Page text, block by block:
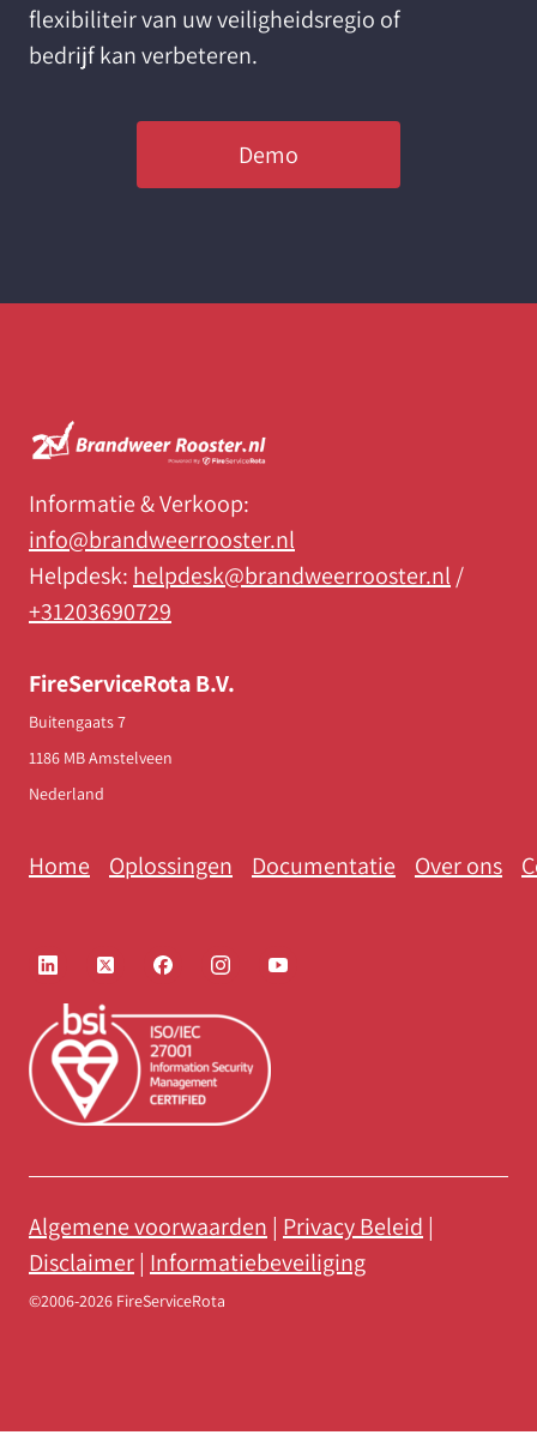
flexibiliteir van uw veiligheidsregio of
bedrijf kan verbeteren.
Demo
Informatie & Verkoop:
info@brandweerrooster.nl
Helpdesk: helpdesk@brandweerrooster.nl /
+31203690729
FireServiceRota B.V.
Buitengaats 7
1186 MB Amstelveen
Nederland
Home Oplossingen Documentatie Over ons
Algemene voorwaarden | Privacy Beleid |
Disclaimer| Informatiebeveiliging
©2006-2026 FireServiceRota